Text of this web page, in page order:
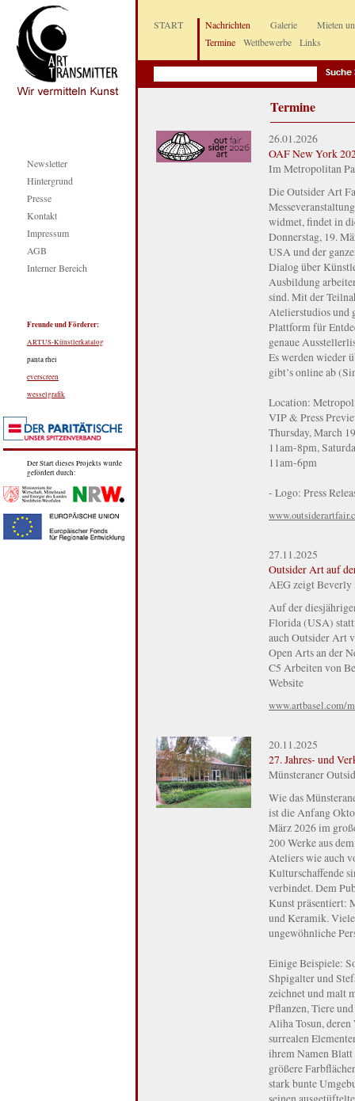
Newsletter
Hintergrund
Presse
Kontakt
Impressum
AGB
Interner Bereich
Freunde und Förderer:
ARTUS-Künstlerkatalog
panta rhei
everscreen
wesselgrafik
Der Start dieses Projekts wurde
gefördert durch:
START
Nachrichten
Termine
Wettbewerbe Links
Galerie Mieten
Termine
26.01.2026
OAF New York
Im Metropolitan
Die Outsider Art
widmet, findet in
Donnerstag, 19.
USA und der
Dialog über
Ausbildung
sind. Mit der
Atelierstudios und
Plattform für
genaue
Es werden wieder
gibt’s online ab
Location:
VIP & Press
Thursday, March
11am-8pm,
11am-6pm
- Logo: Press
27.11.2025
Outsider Art auf
AEG zeigt Beverly
Auf der
Florida (USA)
auch Outsider Art
Open Arts an der
C5 Arbeiten von
Website
www.artbasel.com/
20.11.2025
27. Jahres- und
Münsteraner
Wie das
ist die Anfang
März 2026 im
200 Werke aus
Ateliers wie auch
Kulturschaffende
verbindet. Dem
Kunst präsentiert:
und Keramik.
ungewöhnliche
Einige Beispiele:
Shpigalter und
zeichnet und malt
Pflanzen, Tiere
Aliha Tosun,
surrealen
ihrem Namen Blatt
größere
stark bunte